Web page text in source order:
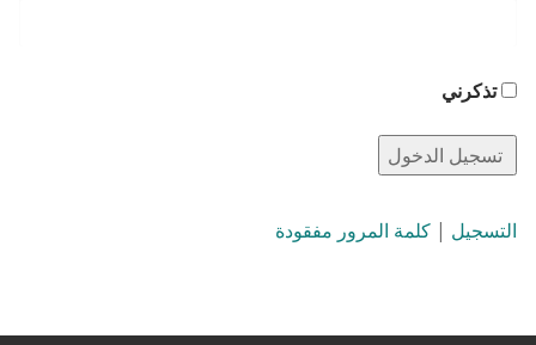
تذكرني
التسجيل | كلمة المرور مفقودة